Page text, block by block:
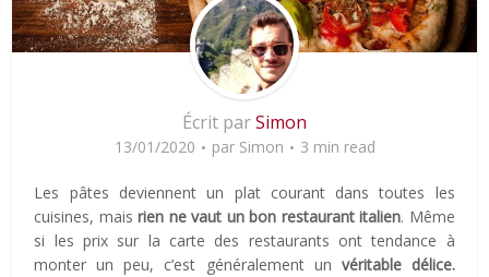
Écrit parSimon
13/01/2020 par Simon 3 min read
Les pâtes deviennent un plat courant dans toutes les
cuisines, maisrien ne vaut un bon restaurant italien. Même
si les prix sur la carte des restaurants ont tendance à
monter un peu, c’est généralement un véritable délice.